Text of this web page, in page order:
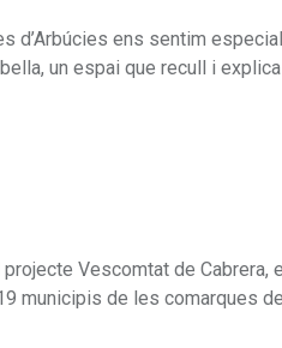
d’Arbúcies ens sentim
un espai que recull i
projecte Vescomtat de
municipis de les comarques